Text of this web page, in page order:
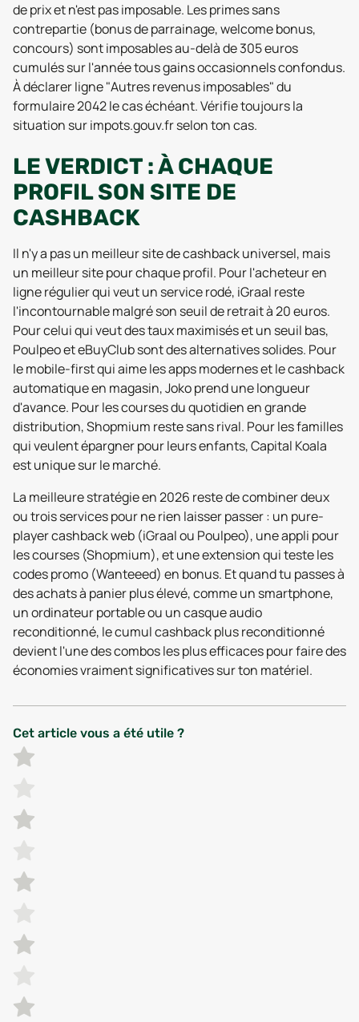
de prix et n'est pas imposable. Les primes sans
contrepartie (bonus de parrainage, welcome bonus,
concours) sont imposables au-delà de 305 euros
cumulés sur l'année tous gains occasionnels confondus.
À déclarer ligne "Autres revenus imposables" du
formulaire 2042 le cas échéant. Vérifie toujours la
situation sur impots.gouv.fr selon ton cas.
LE VERDICT : À CHAQUE
PROFIL SON SITE DE
CASHBACK
Il n'y a pas un meilleur site de cashback universel, mais
un meilleur site pour chaque profil. Pour l'acheteur en
ligne régulier qui veut un service rodé, iGraal reste
l'incontournable malgré son seuil de retrait à 20 euros.
Pour celui qui veut des taux maximisés et un seuil bas,
Poulpeo et eBuyClub sont des alternatives solides. Pour
le mobile-first qui aime les apps modernes et le cashback
automatique en magasin, Joko prend une longueur
d'avance. Pour les courses du quotidien en grande
distribution, Shopmium reste sans rival. Pour les familles
qui veulent épargner pour leurs enfants, Capital Koala
est unique sur le marché.
La meilleure stratégie en 2026 reste de combiner deux
ou trois services pour ne rien laisser passer : un pure-
player cashback web (iGraal ou Poulpeo), une appli pour
les courses (Shopmium), et une extension qui teste les
codes promo (Wanteeed) en bonus. Et quand tu passes à
des achats à panier plus élevé, comme un smartphone,
un ordinateur portable ou un casque audio
reconditionné, le cumul cashback plus reconditionné
devient l'une des combos les plus efficaces pour faire des
économies vraiment significatives sur ton matériel.
Cet article vous a été utile ?